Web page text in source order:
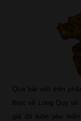
Qua bài viết trên
thức về Long Quy và
giả đã luôn yêu